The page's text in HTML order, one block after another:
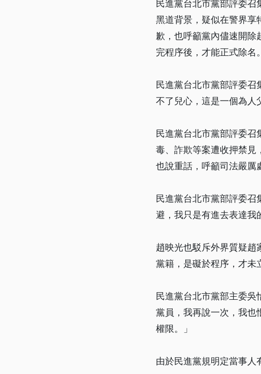
民進黨台北市黨部評委
黑道背景，疑似在警界享
歉，也呼籲黨內儘速開
完程序後，才能正式除名
民進黨台北市黨部評委
不了兒心，這是一個為人
民進黨台北市黨部評委
毒、詐欺等案遭收押禁見
也說重話，呼籲司法嚴厲
民進黨台北市黨部評委召
避，我只是有進去表達我
趙映光也駁斥外界質疑趙
黨籍，是礙於程序，才未
民進黨台北市黨部主委
黨員，我再說一次，我也
權限。」
由於民進黨規明定當事人